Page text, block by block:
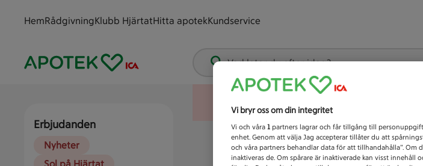
HemRådgivningKlubb HjärtatHitta apotekKundservice
Vad letar du efter idag?
Erbjudanden
Nyheter
Vi bryr oss om din integritet
Vi och våra 1 partners lagrar och får tillgång till
enhet. Genom att välja Jag accepterar tillåter du att
och våra partners behandlar data för att tillhandahålla”. Om
inaktiveras de. Om spårare är inaktiverade kan visst innehåll